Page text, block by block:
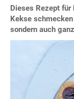
Dieses Rezept
Kekse
sondern auch